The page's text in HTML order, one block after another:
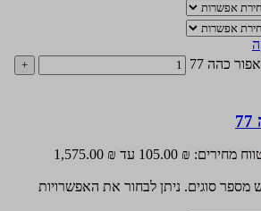
כהה 77
מחירים: ⁦105.00 ₪⁩ עד ⁦1,575.00 ₪⁩
מספר סוגים. ניתן לבחור את האפשרויות